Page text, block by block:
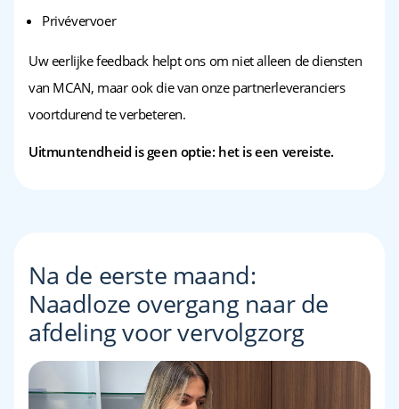
Privévervoer
Uw eerlijke feedback helpt ons om niet alleen de diensten
van MCAN, maar ook die van onze partnerleveranciers
voortdurend te verbeteren.
Uitmuntendheid is geen optie: het is een vereiste.
Na de eerste maand:
Naadloze overgang naar de
afdeling voor vervolgzorg